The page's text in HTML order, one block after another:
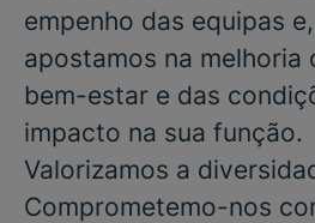
empenho das equipas
apostamos na melhoria
bem-estar e das
impacto na sua função.
Valorizamos a
Comprometemo-nos